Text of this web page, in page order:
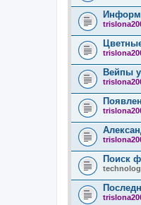
Вейпы
Поиск
technolog